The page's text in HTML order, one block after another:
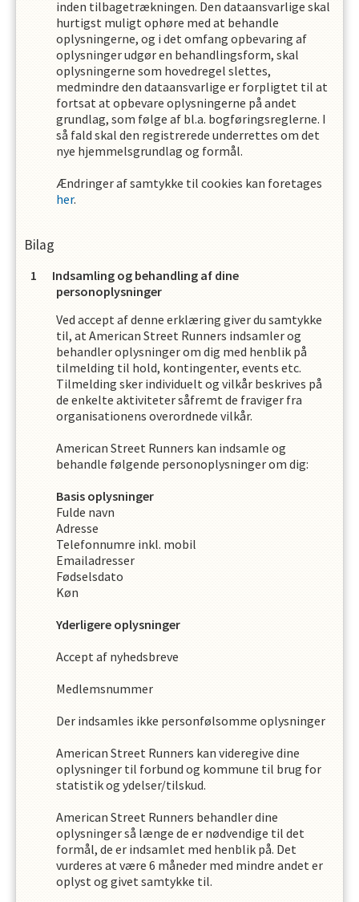
inden tilbagetrækningen. Den dataansvarlige skal
hurtigst muligt ophøre med at behandle
oplysningerne, og i det omfang opbevaring af
oplysninger udgør en behandlingsform, skal
oplysningerne som hovedregel slettes,
medmindre den dataansvarlige er forpligtet til at
fortsat at opbevare oplysningerne på andet
grundlag, som følge af bl.a. bogføringsreglerne. I
så fald skal den registrerede underrettes om det
nye hjemmelsgrundlag og formål.
Ændringer af samtykke til cookies kan foretages
her.
Bilag
Indsamling og behandling af dine
personoplysninger
Ved accept af denne erklæring giver du samtykke
til, atAmerican Street Runners indsamler og
behandler oplysninger om dig med henblik på
tilmelding til hold, kontingenter, events etc.
Tilmelding sker individuelt og vilkår beskrives på
de enkelte aktiviteter såfremt de fraviger fra
organisationens overordnede vilkår.
American Street Runners kan indsamle og
behandle følgende personoplysninger om dig:
Basis oplysninger
Fulde navn
Adresse
Telefonnumre inkl. mobil
Emailadresser
Fødselsdato
Køn
Yderligere oplysninger
Accept af nyhedsbreve
Medlemsnummer
Der indsamles ikke personfølsomme oplysninger
American Street Runners kan videregive dine
oplysninger til forbund og kommune til brug for
statistik og ydelser/tilskud.
American Street Runners behandler dine
oplysninger så længe de er nødvendige til det
formål, de er indsamlet med henblik på. Det
vurderes at være 6 måneder med mindre andet er
oplyst og givet samtykke til.